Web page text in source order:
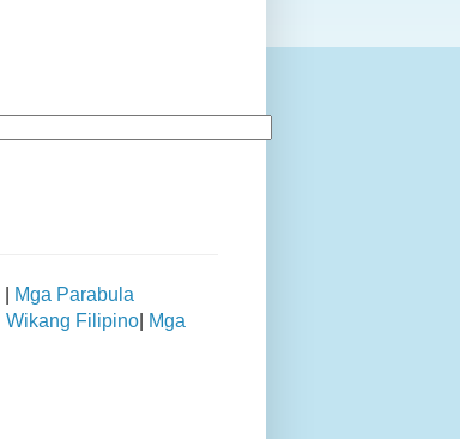
Mga Parabula
Wikang Filipino Mga